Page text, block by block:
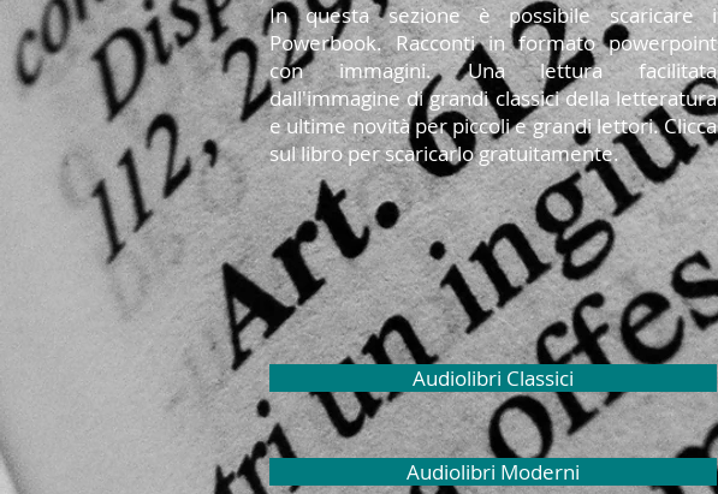
In questa sezione è possibile scaricare i
Powerbook. Racconti in formato powerpoint
con immagini. Una lettura facilitata
dall'immagine di grandi classici della letteratura
e ultime novità per piccoli e grandi lettori. Clicca
sul libro per scaricarlo gratuitamente.
Audiolibri Classici
Audiolibri Moderni